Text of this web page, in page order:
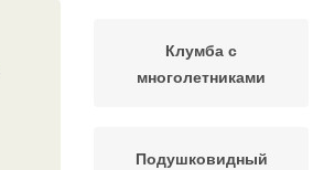
Клумба с
многолетниками
Подушковидный